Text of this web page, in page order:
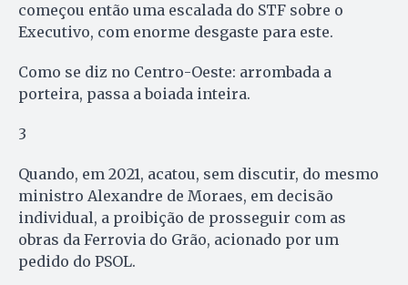
começou então uma escalada do STF sobre o
Executivo, com enorme desgaste para este.
Como se diz no Centro-Oeste: arrombada a
porteira, passa a boiada inteira.
3
Quando, em 2021, acatou, sem discutir, do mesmo
ministro Alexandre de Moraes, em decisão
individual, a proibição de prosseguir com as
obras da Ferrovia do Grão, acionado por um
pedido do PSOL.